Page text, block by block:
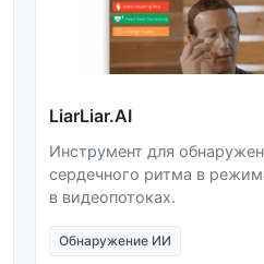
LiarLiar.AI
Инструмент для
сердечного ритма в
в видеопотоках.
Обнаружение ИИ